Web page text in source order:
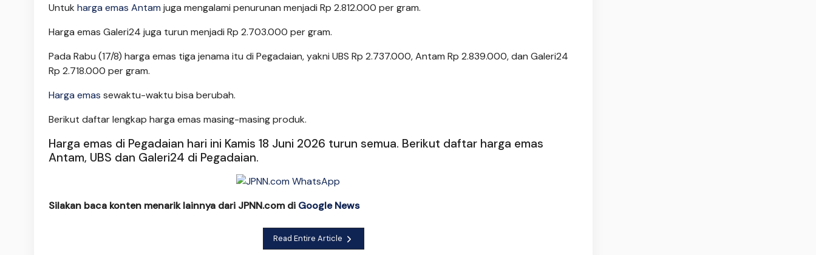
Untuk harga emas Antam juga mengalami penurunan menjadi Rp 2.812.000 per gram.
Harga emas Galeri24 juga turun menjadi Rp 2.703.000 per gram.
Pada Rabu (17/8) harga emas tiga jenama itu di Pegadaian, yakni UBS Rp 2.737.000, Antam Rp 2.839.000, dan Galeri24
Rp 2.718.000 per gram.
Harga emas sewaktu-waktu bisa berubah.
Berikut daftar lengkap harga emas masing-masing produk.
Harga emas di Pegadaian hari ini Kamis 18 Juni 2026 turun semua. Berikut daftar harga emas
Antam, UBS dan Galeri24 di Pegadaian.
Silakan baca konten menarik lainnya dari JPNN.com di Google News
Read Entire Article